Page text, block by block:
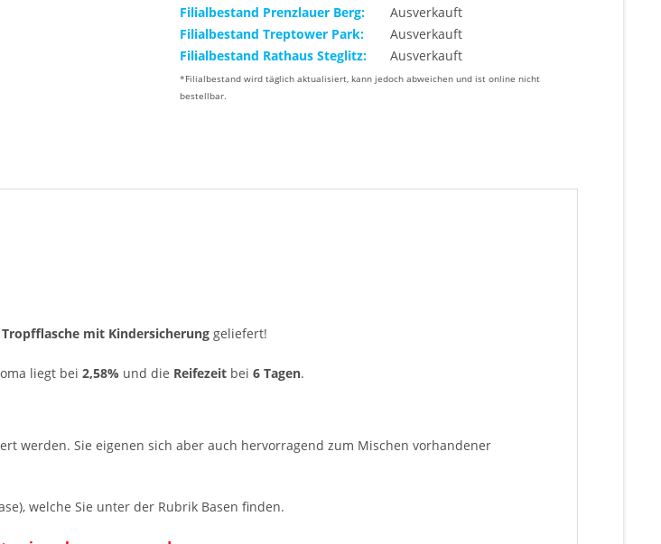
Filialbestand Prenzlauer Berg:
Ausverkauft
Filialbestand Treptower Park:
Ausverkauft
Filialbestand Rathaus Steglitz:
Ausverkauft
*Filialbestand wird täglich aktualisiert, kann jedoch abweichen und ist online nicht
bestellbar.
mit Kindersicherung geliefert!
liegt bei 2,58% und die Reifezeit bei 6 Tagen.
werden. Sie eigenen sich aber auch hervorragend zum Mischen vorhandener
welche Sie unter der Rubrik Basen finden.